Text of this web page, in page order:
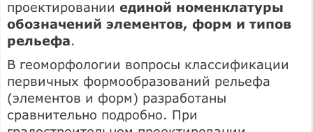
проектировании единой номенклатуры
обозначений элементов, форм и типов
рельефа.
В геоморфологии вопросы классификации
первичных формообразований рельефа
(элементов и форм) разработаны
сравнительно подробно. При